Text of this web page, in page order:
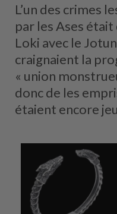
L’un des crimes
par les Ases
Loki avec le
craignaient la
« union
donc de les
étaient encore